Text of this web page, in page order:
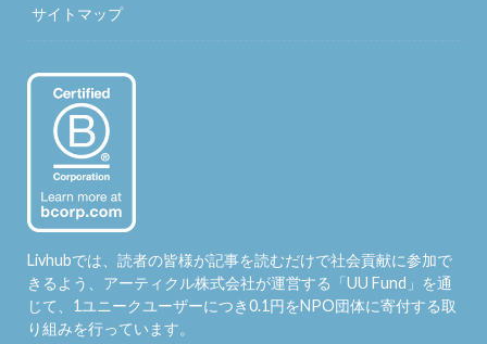
サイトマップ
Livhubでは、読者の皆様が記事を読むだけで社会貢献に参加で
きるよう、アーティクル株式会社が運営する「UU Fund 」を通
じて、1ユニークユーザーにつき0.1円をNPO団体に寄付する取
り組みを行っています。